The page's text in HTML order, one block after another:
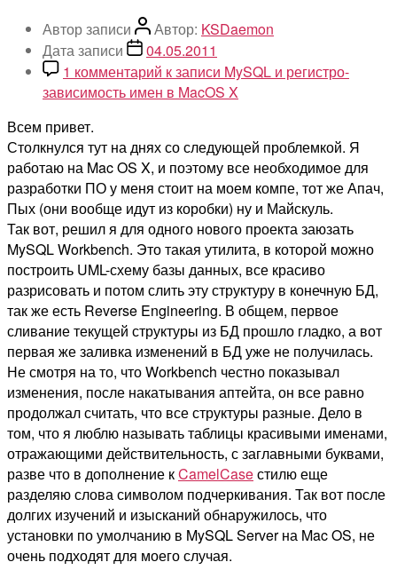
Автор записи Автор: KSDaemon
Дата записи
04.05.2011
1 комментарий к записи MySQL и регистро-
зависимость имен в MacOS X
Всем привет.
Столкнулся тут на днях со следующей проблемкой. Я
работаю на Mac OS X, и поэтому все необходимое для
разработки ПО у меня стоит на моем компе, тот же Апач,
Пых (они вообще идут из коробки) ну и Майскуль.
Так вот, решил я для одного нового проекта заюзать
MySQL Workbench. Это такая утилита, в которой можно
построить UML-схему базы данных, все красиво
разрисовать и потом слить эту структуру в конечную БД,
так же есть Reverse Engineering. В общем, первое
сливание текущей структуры из БД прошло гладко, а вот
первая же заливка изменений в БД уже не получилась.
Не смотря на то, что Workbench честно показывал
изменения, после накатывания аптейта, он все равно
продолжал считать, что все структуры разные. Дело в
том, что я люблю называть таблицы красивыми именами,
отражающими действительность, с заглавными буквами,
разве что в дополнение кCamelCaseстилю еще
разделяю слова символом подчеркивания. Так вот после
долгих изучений и изысканий обнаружилось, что
установки по умолчанию в MySQL Server на Mac OS, не
очень подходят для моего случая.